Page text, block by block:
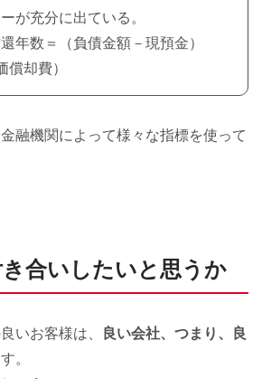
充分に出ている。
数＝（負債金額－現預金）
償却費）
融機関によって様々な指標を使って
合いしたいと思うか
いお客様は、
良い会社、つまり、良
。